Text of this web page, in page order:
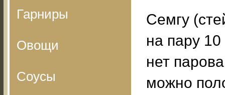
Гарниры
Овощи
Соусы
Семгу
на пару
нет
можно